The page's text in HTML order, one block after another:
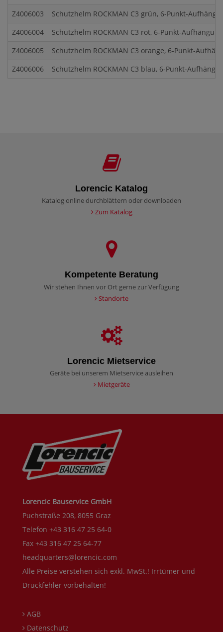
Z4006003
Schutzhelm ROCKMAN C3 grün, 6-Punkt-
Z4006004
Schutzhelm ROCKMAN C3 rot, 6-Punkt-
Z4006005
Schutzhelm ROCKMAN C3 orange, 6-Punkt-
Z4006006
Schutzhelm ROCKMAN C3 blau, 6-Punkt-
Lorencic Katalog
Katalog online durchblättern oder downloaden
Zum Katalog
Kompetente Beratung
Wir stehen Ihnen vor Ort gerne zur Verfügung
Standorte
Lorencic Mietservice
Geräte bei unserem Mietservice ausleihen
Mietgeräte
Lorencic Bauservice GmbH
Puchstraße 208, 8055 Graz
Telefon +43 316 47 25 64-0
Fax +43 316 47 25 64-77
headquarters@lorencic.com
Alle Preise verstehen sich exkl. MwSt.! Irrtümer und
Druckfehler vorbehalten!
AGB
Datenschutz